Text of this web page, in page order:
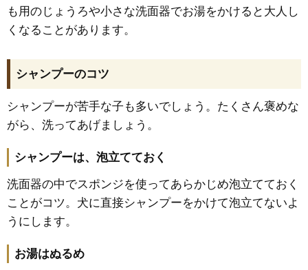
も用のじょうろや小さな洗面器でお湯をかけると大人し
くなることがあります。
シャンプーのコツ
シャンプーが苦手な子も多いでしょう。たくさん褒めな
がら、洗ってあげましょう。
シャンプーは、泡立てておく
洗面器の中でスポンジを使ってあらかじめ泡立てておく
ことがコツ。犬に直接シャンプーをかけて泡立てないよ
うにします。
お湯はぬるめ